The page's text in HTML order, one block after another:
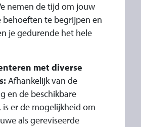
nemen de tijd om jouw
behoeften te begrijpen en
je gedurende het hele
met diverse
Afhankelijk van de
en de beschikbare
er de mogelijkheid om
als gereviseerde